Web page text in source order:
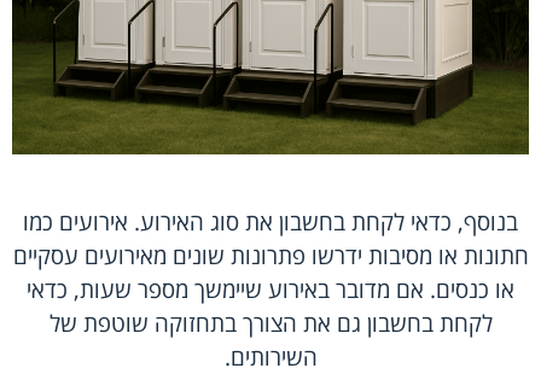
בנוסף, כדאי לקחת בחשבון את סוג האירוע. אירועים כמו
חתונות או מסיבות ידרשו פתרונות שונים מאירועים עסקיים
או כנסים. אם מדובר באירוע שיימשך מספר שעות, כדאי
לקחת בחשבון גם את הצורך בתחזוקה שוטפת של
השירותים.